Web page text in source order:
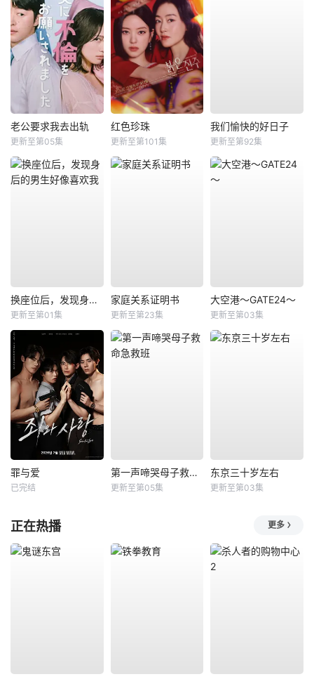
老公要求我去出轨
更新至第05集
红色珍珠
更新至第101集
我们愉快的好日子
更新至第92集
换座位后，发现身后的男生好像喜欢我
更新至第01集
家庭关系证明书
更新至第23集
大空港～GATE24～
更新至第03集
罪与爱
已完结
第一声啼哭母子救命急救班
更新至第05集
东京三十岁左右
更新至第03集
正在热播 更多